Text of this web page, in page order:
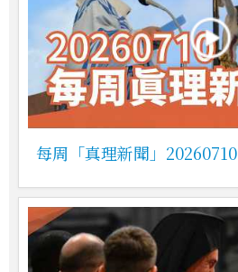
每周「真理新聞」20260710